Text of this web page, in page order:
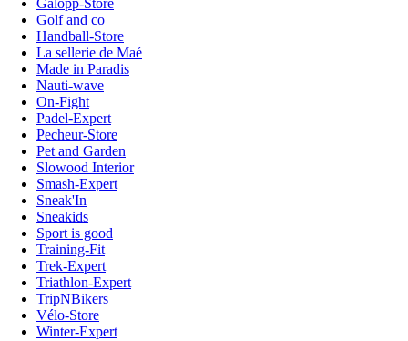
Galopp-Store
Golf and co
Handball-Store
La sellerie de Maé
Made in Paradis
Nauti-wave
On-Fight
Padel-Expert
Pecheur-Store
Pet and Garden
Slowood Interior
Smash-Expert
Sneak'In
Sneakids
Sport is good
Training-Fit
Trek-Expert
Triathlon-Expert
TripNBikers
Vélo-Store
Winter-Expert